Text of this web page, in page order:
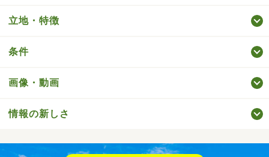
立地・特徴
条件
画像・動画
情報の新しさ